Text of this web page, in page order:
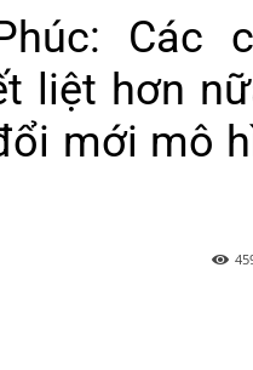
Các
liệt hơn
mới mô